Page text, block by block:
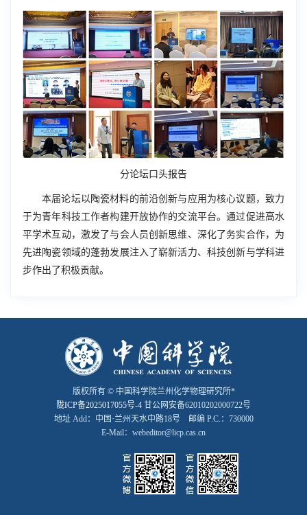
分论坛口头报告
本届论坛以陶瓷材料的前沿创新与应用为核心议题，致力
于为青年科技工作者构建开放协作的交流平台。通过促进高水
平学术互动，激发了与会人员创新思维、深化了务实合作，为
先进陶瓷领域的蓬勃发展注入了崭新活力、科技创新与学科进
步作出了积极贡献。
版权所有 © 中国科学院兰州化学物理研究所*
陇ICP备2025017055号-4 甘公网安备62010202000722号
地址 Add：中国·兰州天水中路18号 邮编 P.C.：730000
E-Mail：webeditor@licp.cas.cn